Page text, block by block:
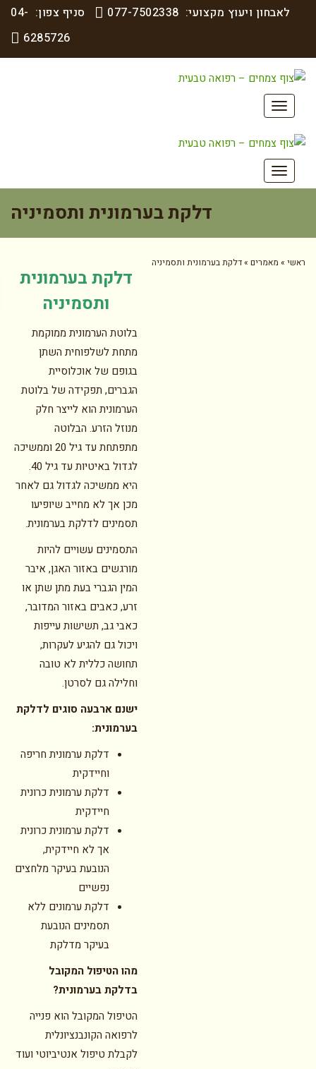
לאבחון ויעוץ מקצועי:077-7502338 סניף צפון:04-
6285726
תפריט
תפריט
דלקת בערמונית ותסמיניה
»מאמרים» דלקת בערמונית ותסמיניה
דלקת בערמונית
ותסמיניה
בלוטת הערמונית ממוקמת
מתחת לשלפוחית השתן
בגופם של אוכלוסיית
הגברים, תפקידה של בלוטת
הערמונית הוא לייצר חלק
מנוזל הזרע. הבלוטה
מתפתחת עד גיל 20 וממשיכה
לגדול באיטיות עד גיל 40.
היא ממשיכה לגדול גם לאחר
מכן אך לא מחייב שיופיעו
תסמינים לדלקת בערמונית.
התסמינים עשויים להיות
מורגשים באזור האגן, איבר
המין הגברי בעת מתן שתן או
זרע, כאבים באזור המדובר,
כאבי גב, תשישות עייפות
ויכול גם להגיע לעקרות,
תחושה כללית לא טובה
וחלילה גם לסרטן.
ישנם ארבעה סוגים לדלקת
בערמונית:
דלקת ערמונית חריפה
וחיידקית
דלקת ערמונית כרונית
חיידקית
דלקת ערמונית כרונית
אך לא חיידקית,
הנובעת בעיקר מלחצים
נפשיים
דלקת ערמונים ללא
תסמינים הנובעת
בעיקר מדלקת
מהו הטיפול המקובל
בדלקת בערמונית?
הטיפול המקובל הוא פנייה
לרפואה הקונבנציונלית
לקבלת טיפול אנטיביוטי ועוד